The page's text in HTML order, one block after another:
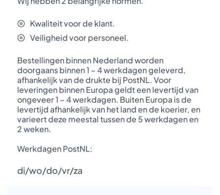
Kwaliteit voor de klant.
Veiligheid voor personeel.
Bestellingen binnen Nederland worden
doorgaans binnen 1 – 4 werkdagen geleverd,
afhankelijk van de drukte bij PostNL. Voor
leveringen binnen Europa geldt een levertijd van
ongeveer 1 – 4 werkdagen. Buiten Europa is de
levertijd afhankelijk van het land en de koerier, en
varieert deze meestal tussen de 5 werkdagen en
2 weken.
Werkdagen PostNL:
di/wo/do/vr/za